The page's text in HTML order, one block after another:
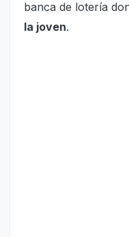
banca de lotería
la joven.